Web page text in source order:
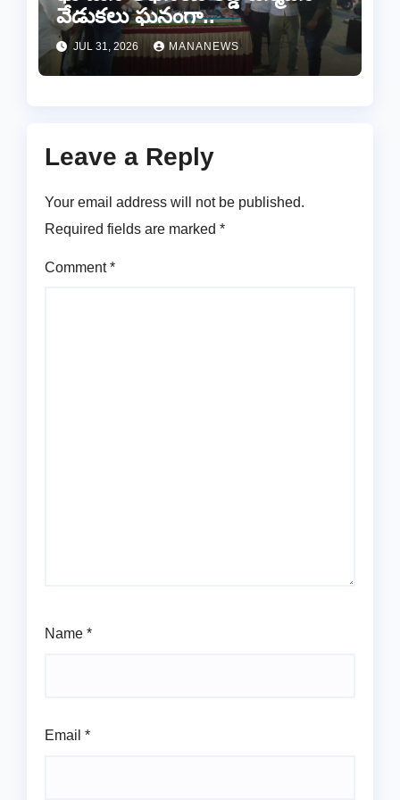
వేడుకలు ఘనంగా..
JUL 31, 2026 MANANEWS
Leave a Reply
Your email address will not be published.
Required fields are marked *
Comment*
Name *
Email *